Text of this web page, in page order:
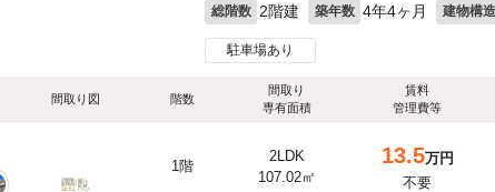
総階数 2階建 築年数 4年4ヶ月 建物構造
駐車場あり
間取り図 階数
間取り
専有面積
賃料
管理費等
1階
2LDK
107.02㎡
13.5万円
不要